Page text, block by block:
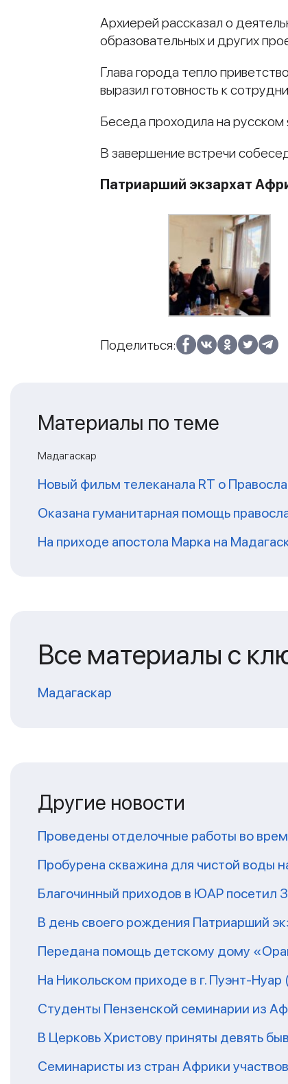
Архиерей рассказал о
образовательных и других
Глава города тепло
выразил готовность к
Беседа проходила на
В завершение встречи
Патриарший экзархат
Поделиться:
Материалы по теме
Мадагаскар
Новый фильм телеканала RT о
Оказана гуманитарная помощь
На приходе апостола Марка на
Все материалы с
Мадагаскар
Другие новости
Проведены отделочные работы во
Пробурена скважина для чистой воды
Благочинный приходов в ЮАР посетил
В день своего рождения Патриарший
Передана помощь детскому дому
На Никольском приходе в г. Пуэнт-Нуар
Студенты Пензенской семинарии из
В Церковь Христову приняты девять
Семинаристы из стран Африки